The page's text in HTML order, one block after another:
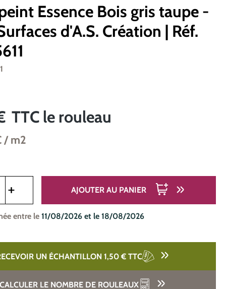
Essence Bois gris taupe -
d'A.S. Création | Réf.
TTC le rouleau
/ m2
AJOUTER AU PANIER
entre le 11/08/2026 et le 18/08/2026
UN ÉCHANTILLON 1,50 € TTC
LE NOMBRE DE ROULEAUX